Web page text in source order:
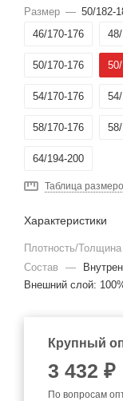
Размер — 50/182-
46/170-176
50/170-176
54/170-176
58/170-176
64/194-200
Таблица
Характеристики
Плотность/
Состав
—
Внешний слой:
Крупный
3 432 ₽
По вопросам